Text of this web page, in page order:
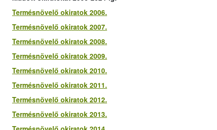
Termésnövelő okiratok 2006.
Termésnövelő okiratok 2007.
Termésnövelő okiratok 2008.
Termésnövelő okiratok 2009.
Termésnövelő okiratok 2010.
Termésnövelő okiratok 2011.
Termésnövelő okiratok 2012.
Termésnövelő okiratok 2013.